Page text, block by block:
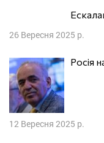
26 Вересня 2025 р.
Росія
12 Вересня 2025 р.